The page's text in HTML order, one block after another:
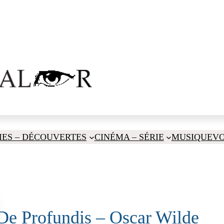
– DÉCOUVERTES CINÉMA – SÉRIE MUSIQUE
Profundis – Oscar Wilde